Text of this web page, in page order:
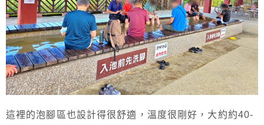
這裡的泡腳區也設計得很舒適，溫度很剛好，大約約40-